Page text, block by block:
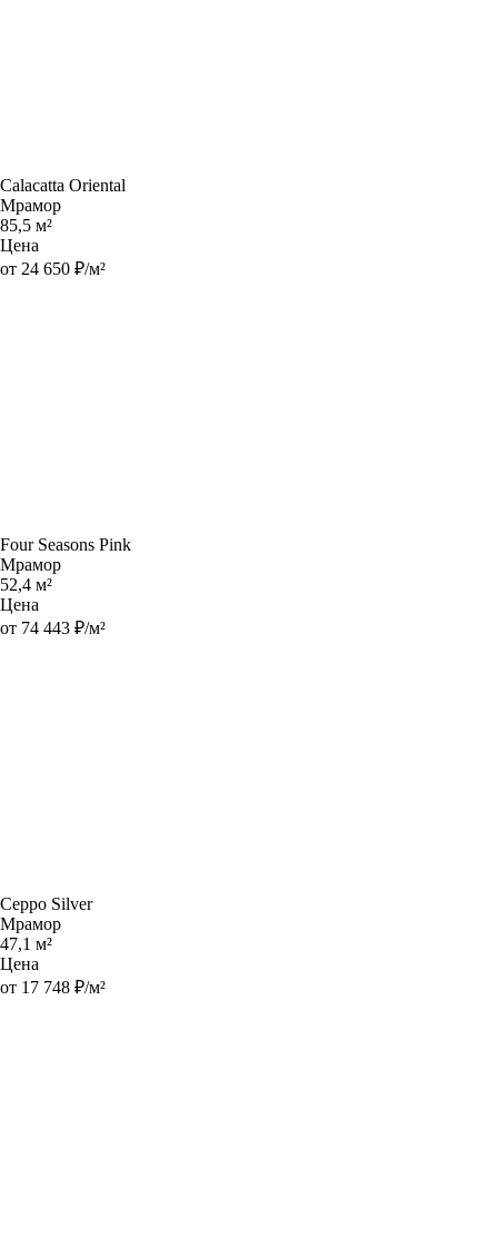
Calacatta Oriental
Мрамор
85,5 м²
Цена
от 24 650 ₽/м²
Four Seasons Pink
Мрамор
52,4 м²
Цена
от 74 443 ₽/м²
Ceppo Silver
Мрамор
47,1 м²
Цена
от 17 748 ₽/м²